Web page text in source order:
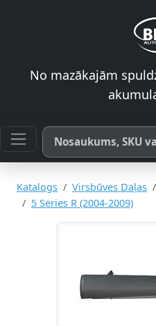
No mazākajām
Meklēt pēc produkta
Katalogs Virsbūves Daļas
5 Series R (2004-2009)